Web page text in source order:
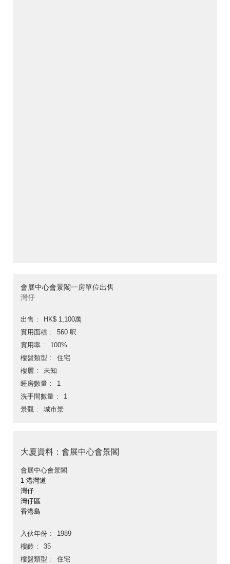
會展中心會景閣一房單位出售
灣仔
出售
HK$ 1,100萬
實用面積
560 呎
實用率
100%
樓盤類型
住宅
樓層
未知
睡房數量
1
洗手間數量
1
景觀
城市景
大廈資料：會展中心會景閣
會展中心會景閣
1 港灣道
灣仔
灣仔區
香港島
入伙年份
1989
樓齡
35
樓盤類型
住宅